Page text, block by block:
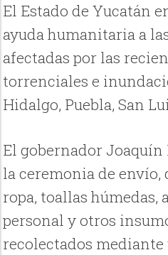
El Estado de Yucatán
ayuda humanitaria a
afectadas por las
torrenciales e
Hidalgo, Puebla, San
El gobernador Joaquín
la ceremonia de
ropa, toallas
personal y otros
recolectados mediante